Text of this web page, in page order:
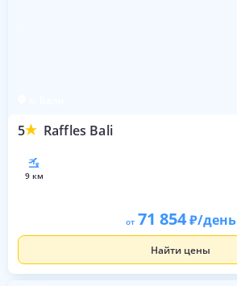
5 Raffles Bali
9 км
от 71 854 /день
Найти цены